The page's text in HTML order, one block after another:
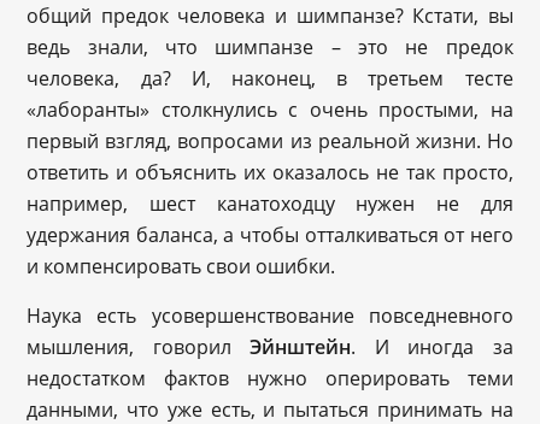
общий предок человека и шимпанзе? Кстати, вы
ведь знали, что шимпанзе – это не предок
человека, да? И, наконец, в третьем тесте
«лаборанты» столкнулись с очень простыми, на
первый взгляд, вопросами из реальной жизни. Но
ответить и объяснить их оказалось не так просто,
например, шест канатоходцу нужен не для
удержания баланса, а чтобы отталкиваться от него
и компенсировать свои ошибки.
Наука есть усовершенствование повседневного
мышления, говорилЭйнштейн. И иногда за
недостатком фактов нужно оперировать теми
данными, что уже есть, и пытаться принимать на